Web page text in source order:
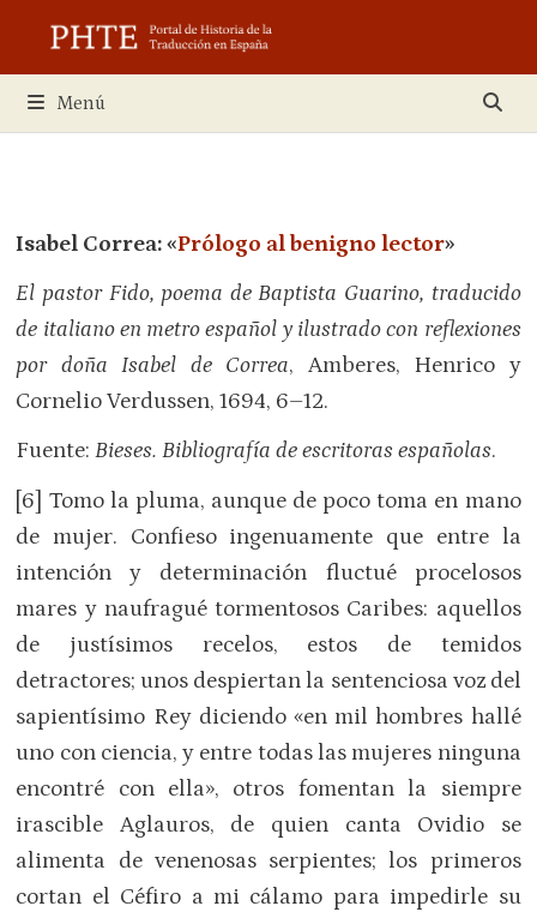
contenido
Menú
Isabel Correa: «Prólogo al benigno lector»
El pastor Fido, poema de Baptista Guarino, traducido
de italiano en metro español y ilustrado con reflexiones
por doña Isabel de Correa, Amberes, Henrico y
Cornelio Verdussen, 1694, 6–12.
Fuente:Bieses.Bibliografía de escritoras españolas.
[6] Tomo la pluma, aunque de poco toma en mano
de mujer. Confieso ingenuamente que entre la
intención y determinación fluctué procelosos
mares y naufragué tormentosos Caribes: aquellos
de justísimos recelos, estos de temidos
detractores; unos despiertan la sentenciosa voz del
sapientísimo Rey diciendo «en mil hombres hallé
uno con ciencia, y entre todas las mujeres ninguna
encontré con ella», otros fomentan la siempre
irascible Aglauros, de quien canta Ovidio se
alimenta de venenosas serpientes; los primeros
cortan el Céfiro a mi cálamo para impedirle su